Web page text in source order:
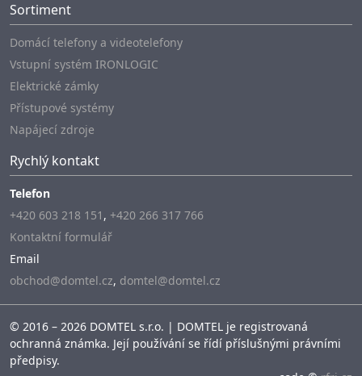
Sortiment
Domácí telefony a videotelefony
Vstupní systém IRONLOGIC
Elektrické zámky
Přístupové systémy
Napájecí zdroje
Rychlý kontakt
Telefon
+420 603 218 151 , +420 266 317 766
Kontaktní formulář
Email
obchod@domtel.cz, domtel@domtel.cz
© 2016 – 2026 DOMTEL s.r.o. | DOMTEL je registrovaná
ochranná známka. Její používání se řídí příslušnými právními
předpisy.